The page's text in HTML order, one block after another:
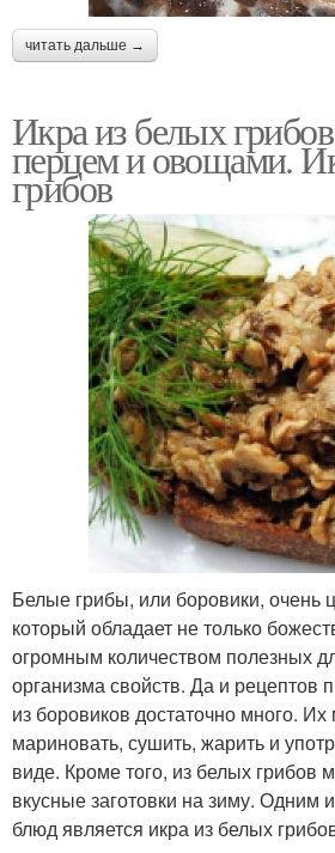
читать дальше →
Икра из белых
перцем и овощами.
грибов
Белые грибы, или боровики, очень
который обладает не только
огромным количеством полезных
организма свойств. Да и рецептов
из боровиков достаточно много.
мариновать, сушить, жарить и
виде. Кроме того, из белых грибов
вкусные заготовки на зиму. Одним
блюд является икра из белых